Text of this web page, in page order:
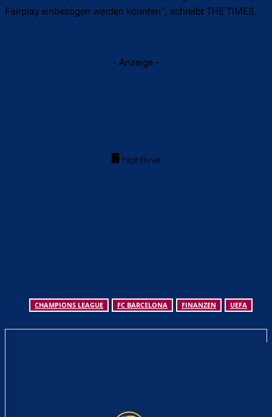
Fairplay einbezogen werden könnten“, schreibt THE TIMES.
- Anzeige -
CHAMPIONS LEAGUE FC BARCELONA FINANZEN UEFA